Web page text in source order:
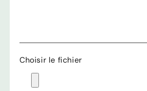
Choisir le fichier